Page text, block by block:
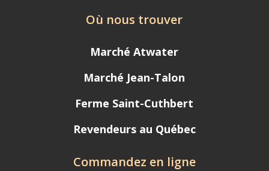
Où nous trouver
Marché Atwater
Marché Jean-Talon
Ferme Saint-Cuthbert
Revendeurs au Québec
Commandez en ligne